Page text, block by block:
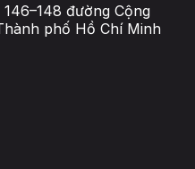
đường Cộng
phố Hồ Chí Minh